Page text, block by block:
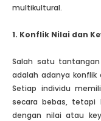
multikultural.
1. Konflik Nilai dan
Salah satu
adalah adanya konflik
Setiap individu
secara bebas, tetapi
dengan nilai atau